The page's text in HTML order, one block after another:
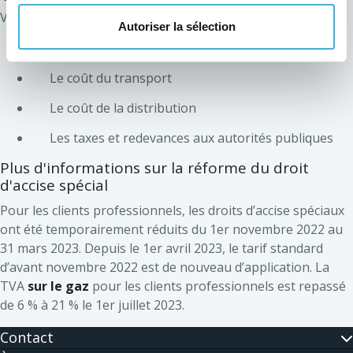
Autoriser la sélection
Votre facture comprend ces 4 points :
Le prix de l'énergie
Le coût du transport
Le coût de la distribution
Les taxes et redevances aux autorités publiques
Plus d'informations sur la réforme du droit
d'accise spécial
Pour les clients professionnels, les droits d’accise spéciaux
ont été temporairement réduits du 1er novembre 2022 au
31 mars 2023. Depuis le 1er avril 2023, le tarif standard
d’avant novembre 2022 est de nouveau d’application. La
TVA sur le gaz pour les clients professionnels est repassé
de 6 % à 21 % le 1er juillet 2023.
Contact